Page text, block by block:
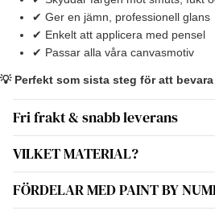
✔ Ger en jämn, professionell glans
✔ Enkelt att applicera med pensel
✔ Passar alla våra canvasmotiv
💡 Perfekt som sista steg för att
Fri frakt & snabb leverans
VILKET MATERIAL?
FÖRDELAR MED PAINT BY